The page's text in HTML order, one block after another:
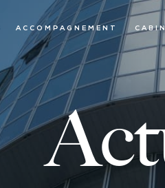
ACCOMPAGNEMENT